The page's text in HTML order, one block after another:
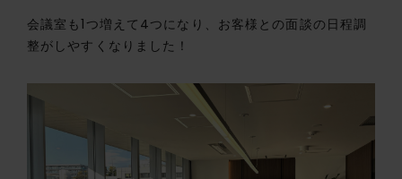
会議室も1つ増えて4つになり、お客様との面談の日程調
整がしやすくなりました！